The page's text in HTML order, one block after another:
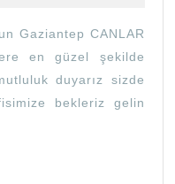
Gaziantep CANLAR
en güzel şekilde
duyarız sizde
bekleriz gelin